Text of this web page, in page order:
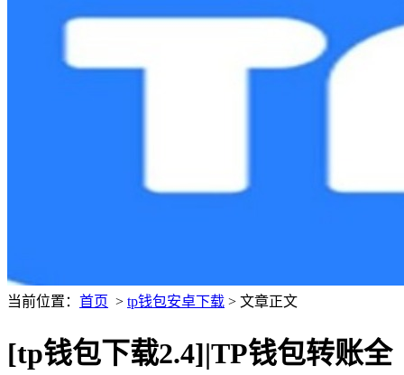
当前位置： 首页 > tp钱包安卓下载 > 文章正文
[tp钱包下载2.4]|TP钱包转账全